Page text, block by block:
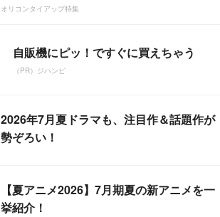
オリコンタイアップ特集
自販機にピッ！ですぐに買えちゃう
（PR）ジハンピ
2026年7月夏ドラマも、注目作＆話題作が
勢ぞろい！
【夏アニメ2026】7月期夏の新アニメを一
挙紹介！